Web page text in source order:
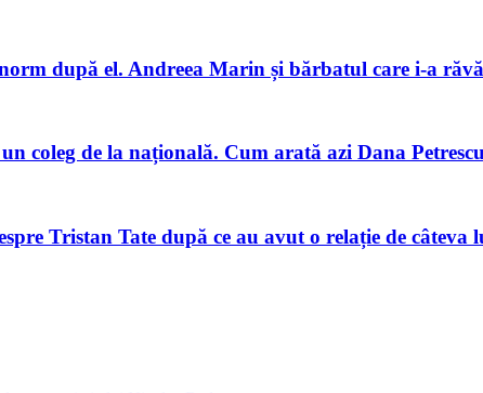
după el. Andreea Marin și bărbatul care i-a
coleg de la națională. Cum arată azi Dana
Tristan Tate după ce au avut o relație de câteva